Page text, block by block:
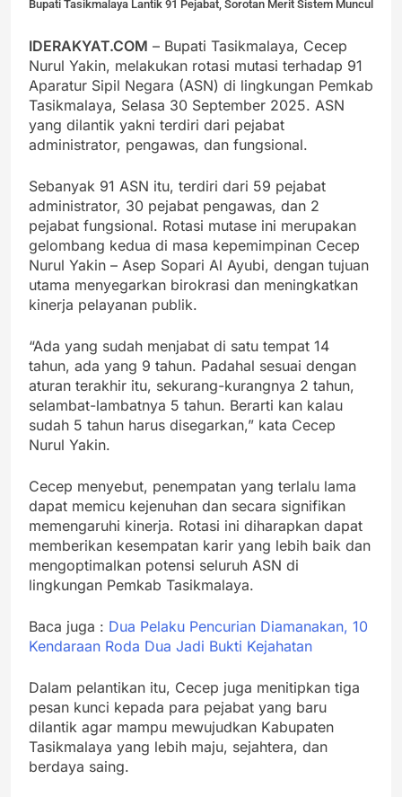
Bupati Tasikmalaya Lantik 91 Pejabat, Sorotan Merit Sistem Muncul
IDERAKYAT.COM – Bupati Tasikmalaya, Cecep
Nurul Yakin, melakukan rotasi mutasi terhadap 91
Aparatur Sipil Negara (ASN) di lingkungan Pemkab
Tasikmalaya, Selasa 30 September 2025. ASN
yang dilantik yakni terdiri dari pejabat
administrator, pengawas, dan fungsional.
Sebanyak 91 ASN itu, terdiri dari 59 pejabat
administrator, 30 pejabat pengawas, dan 2
pejabat fungsional. Rotasi mutase ini merupakan
gelombang kedua di masa kepemimpinan Cecep
Nurul Yakin – Asep Sopari Al Ayubi, dengan tujuan
utama menyegarkan birokrasi dan meningkatkan
kinerja pelayanan publik.
“Ada yang sudah menjabat di satu tempat 14
tahun, ada yang 9 tahun. Padahal sesuai dengan
aturan terakhir itu, sekurang-kurangnya 2 tahun,
selambat-lambatnya 5 tahun. Berarti kan kalau
sudah 5 tahun harus disegarkan,” kata Cecep
Nurul Yakin.
Cecep menyebut, penempatan yang terlalu lama
dapat memicu kejenuhan dan secara signifikan
memengaruhi kinerja. Rotasi ini diharapkan dapat
memberikan kesempatan karir yang lebih baik dan
mengoptimalkan potensi seluruh ASN di
lingkungan Pemkab Tasikmalaya.
Baca juga : Dua Pelaku Pencurian Diamanakan, 10
Kendaraan Roda Dua Jadi Bukti Kejahatan
Dalam pelantikan itu, Cecep juga menitipkan tiga
pesan kunci kepada para pejabat yang baru
dilantik agar mampu mewujudkan Kabupaten
Tasikmalaya yang lebih maju, sejahtera, dan
berdaya saing.